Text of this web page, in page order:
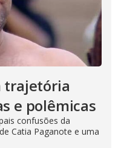
trajetória
e polêmicas
confusões da
Catia Paganote e uma